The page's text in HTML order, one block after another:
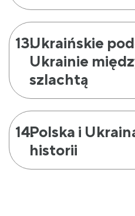
Ukraińskie
Ukrainie
szlachtą
Polska i
historii